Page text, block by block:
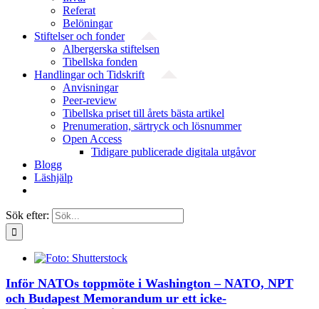
Referat
Belöningar
Stiftelser och fonder
Albergerska stiftelsen
Tibellska fonden
Handlingar och Tidskrift
Anvisningar
Peer-review
Tibellska priset till årets bästa artikel
Prenumeration, särtryck och lösnummer
Open Access
Tidigare publicerade digitala utgåvor
Blogg
Läshjälp
Sök efter:
Inför NATOs toppmöte i Washington – NATO, NPT
och Budapest Memorandum ur ett icke-